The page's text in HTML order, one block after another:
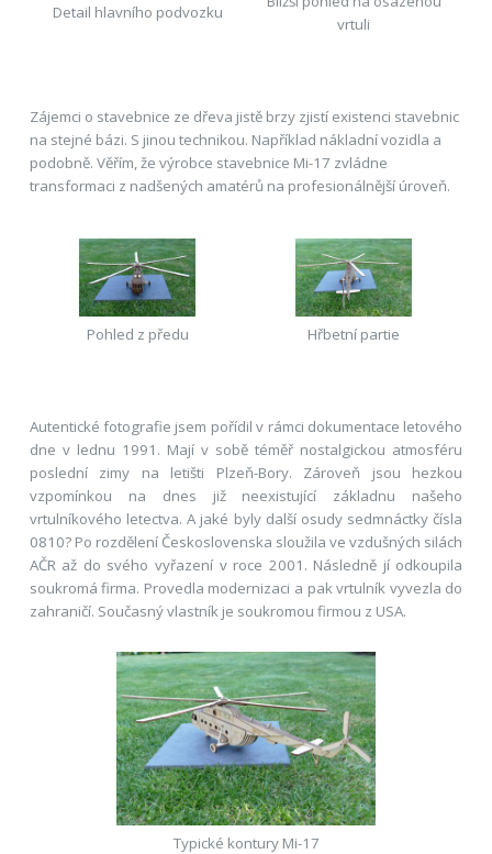
Detail hlavního podvozku
vrtuli
Zájemci o stavebnice ze dřeva jistě brzy zjistí existenci stavebnic
na stejné bázi. S jinou technikou. Například nákladní vozidla a
podobně. Věřím, že výrobce stavebnice Mi-17 zvládne
transformaci z nadšených amatérů na profesionálnější úroveň.
Pohled z předu Hřbetní partie
Autentické fotografie jsem pořídil v rámci dokumentace letového
dne v lednu 1991. Mají v sobě téměř nostalgickou atmosféru
poslední zimy na letišti Plzeň-Bory. Zároveň jsou hezkou
vzpomínkou na dnes již neexistující základnu našeho
vrtulníkového letectva. A jaké byly další osudy sedmnáctky čísla
0810? Po rozdělení Československa sloužila ve vzdušných silách
AČR až do svého vyřazení v roce 2001. Následně jí odkoupila
soukromá firma. Provedla modernizaci a pak vrtulník vyvezla do
zahraničí. Současný vlastník je soukromou firmou z USA.
Typické kontury Mi-17